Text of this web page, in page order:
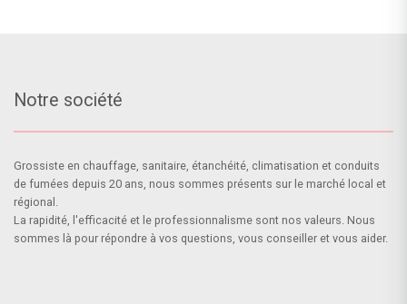
Notre société
Grossiste en chauffage, sanitaire, étanchéité, climatisation et conduits
de fumées depuis 20 ans, nous sommes présents sur le marché local et
régional.
La rapidité, l'efficacité et le professionnalisme sont nos valeurs. Nous
sommes là pour répondre à vos questions, vous conseiller et vous aider.